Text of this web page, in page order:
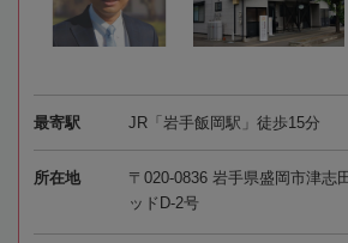
最寄駅 JR「岩手飯岡駅」徒歩15分
所在地
〒020-0836 岩手県盛岡市津志
ッドD‐2号